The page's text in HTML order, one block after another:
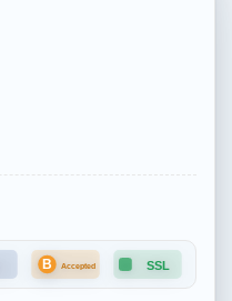
B Accepted SSL